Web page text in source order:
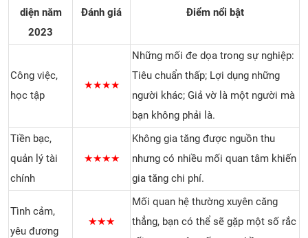
diện năm
2023
Đánh giá Điểm nổi bật
Công việc,
học tập
★★★★
Những mối đe dọa trong sự nghiệp:
Tiêu chuẩn thấp; Lợi dụng những
người khác; Giả vờ là một người mà
bạn không phải là.
Tiền bạc,
quản lý tài
chính
★★★★
Không gia tăng được nguồn thu
nhưng có nhiều mối quan tâm khiến
gia tăng chi phí.
Tình cảm,
yêu đương
★★★
Mối quan hệ thường xuyên căng
thẳng, bạn có thể sẽ gặp một số rắc